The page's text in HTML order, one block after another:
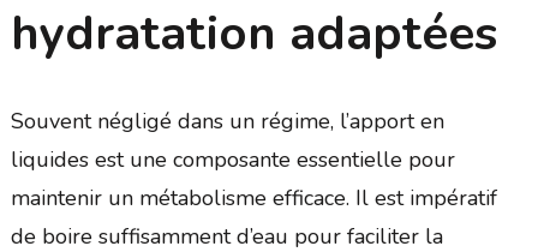
hydratation adaptées
Souvent négligé dans un régime, l’apport en
liquides est une composante essentielle pour
maintenir un métabolisme efficace. Il est impératif
de boire suffisamment d’eau pour faciliter la